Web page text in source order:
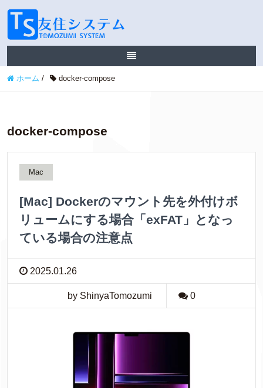
ホーム / docker-compose
docker-compose
Mac
[Mac] Dockerのマウント先を外付けボ
リュームにする場合「exFAT」となっ
ている場合の注意点
2025.01.26
by ShinyaTomozumi 0